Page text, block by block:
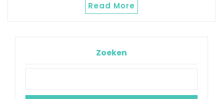
Read More
Zoeken